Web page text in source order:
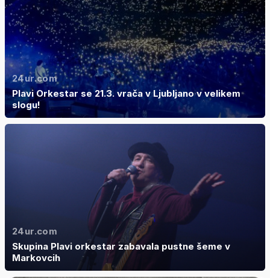
24ur.com
Plavi Orkestar se 21.3. vrača v Ljubljano v velikem
slogu!
24ur.com
Skupina Plavi orkestar zabavala pustne šeme v
Markovcih